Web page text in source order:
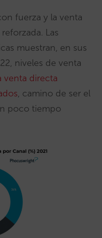
fuerza y la venta
Las
muestran, en sus
niveles de venta
venta directa
, camino de ser el
poco tiempo